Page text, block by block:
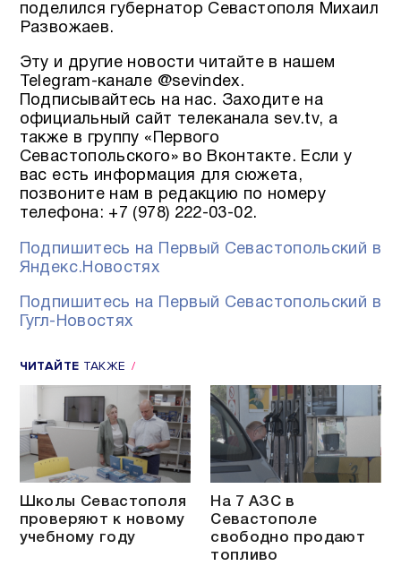
поделился губернатор Севастополя Михаил
Развожаев.
Эту и другие новости читайте в нашем
Telegram-канале @sevindex.
Подписывайтесь на нас. Заходите на
официальный сайт телеканала sev.tv, а
также в группу «Первого
Севастопольского» во Вконтакте. Если у
вас есть информация для сюжета,
позвоните нам в редакцию по номеру
телефона: +7 (978) 222-03-02.
Подпишитесь на Первый Севастопольский в
Яндекс.Новостях
Подпишитесь на Первый Севастопольский в
Гугл-Новостях
ЧИТАЙТЕ ТАКЖЕ
Школы Севастополя
проверяют к новому
учебному году
На 7 АЗС в
Севастополе
свободно продают
топливо